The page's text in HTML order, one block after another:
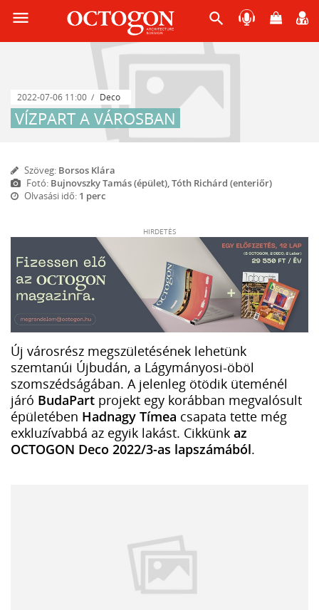
menu search
2022-07-06 11:00 Deco
VÍZPART A VÁROSBAN
Szöveg: Borsos Klára
Fotó: Bujnovszky Tamás (épület), Tóth Richárd (enteriőr)
Olvasási idő: 1 perc
HIRDETÉS
Új városrész megszületésének lehetünk
szemtanúi Újbudán, a Lágymányosi-öböl
szomszédságában. A jelenleg ötödik üteménél
járó BudaPart projekt egy korábban megvalósult
épületében Hadnagy Tímea csapata tette még
exkluzívabbá az egyik lakást. Cikkünk az
OCTOGON Deco 2022/3-as lapszámából.